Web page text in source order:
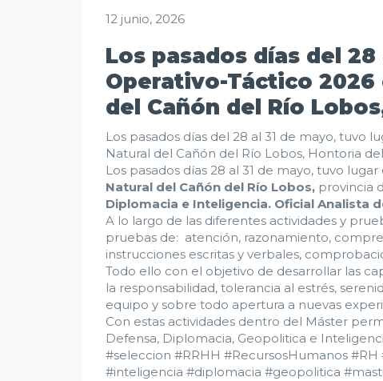
12 junio, 2026
Los pasados días del
Operativo-Táctico 2026
del Cañón del Río
Los pasados días del 28 al 31 de mayo, tuvo
Natural del Cañón del Río Lobos, Hontoria
Los pasados días 28 al 31 de mayo, tuvo
Natural del Cañón del Río Lobos, provincia
Diplomacia e Inteligencia. Oficial Analista
A lo largo de las diferentes actividades y
pruebas de: atención, razonamiento,
instrucciones escritas y verbales,
Todo ello con el objetivo de desarrollar las
la responsabilidad, tolerancia al estrés,
equipo y sobre todo apertura a nuevas
Con estas actividades dentro del Máster
Defensa, Diplomacia, Geopolitica e
#seleccion #RRHH #RecursosHumanos
#inteligencia #diplomacia #geopolitica